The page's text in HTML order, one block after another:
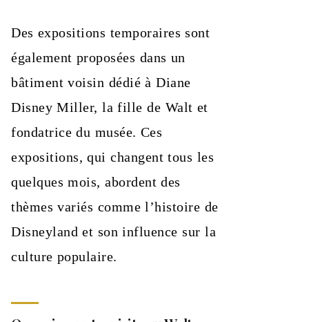
Des expositions temporaires sont
également proposées dans un
bâtiment voisin dédié à Diane
Disney Miller, la fille de Walt et
fondatrice du musée. Ces
expositions, qui changent tous les
quelques mois, abordent des
thèmes variés comme l’histoire de
Disneyland et son influence sur la
culture populaire.